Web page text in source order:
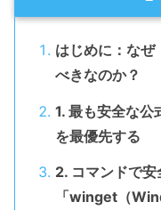
はじめに：なぜ
べきなのか？
1. 最も安全な
を最優先する
2. コマンドで
「winget（